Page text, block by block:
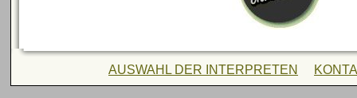
AUSWAHL DER INTERPRETEN